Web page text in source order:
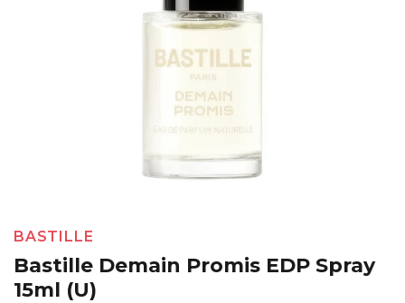
BASTILLE
Bastille Demain Promis EDP Spray
15ml (U)